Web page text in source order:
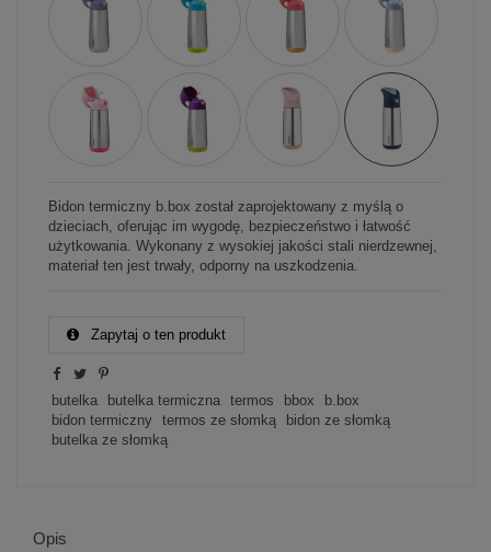
Bidon termiczny b.box został zaprojektowany z myślą o
dzieciach, oferując im wygodę, bezpieczeństwo i łatwość
użytkowania. Wykonany z wysokiej jakości stali nierdzewnej,
materiał ten jest trwały, odporny na uszkodzenia.
Zapytaj o ten produkt
butelka butelka termiczna termos bbox
b.box
bidon termiczny
termos ze słomką
bidon ze słomką
butelka ze słomką
Opis